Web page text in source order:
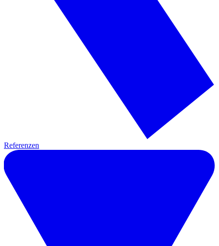
Referenzen